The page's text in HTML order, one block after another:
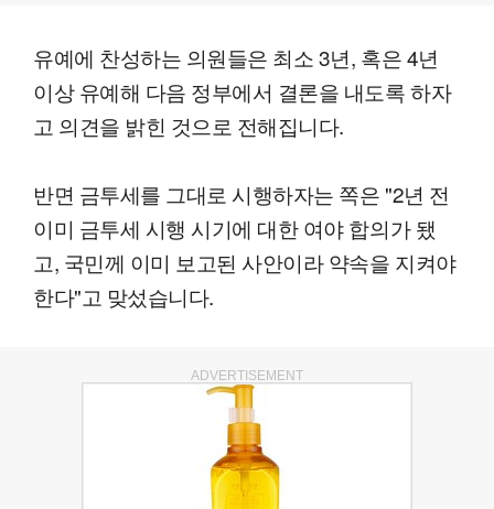
유예에 찬성하는 의원들은 최소 3년, 혹은 4년
이상 유예해 다음 정부에서 결론을 내도록 하자
고 의견을 밝힌 것으로 전해집니다.
반면 금투세를 그대로 시행하자는 쪽은 "2년 전
이미 금투세 시행 시기에 대한 여야 합의가 됐
고, 국민께 이미 보고된 사안이라 약속을 지켜야
한다"고 맞섰습니다.
ADVERTISEMENT